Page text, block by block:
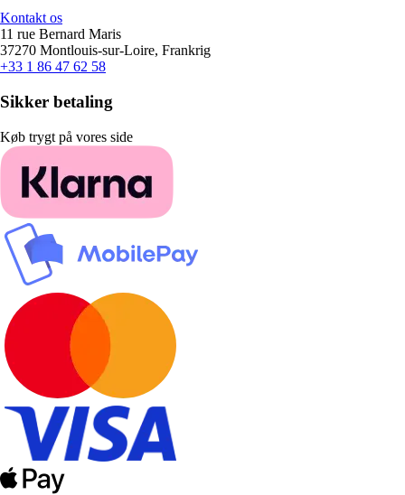
Kontakt os
11 rue Bernard Maris
37270 Montlouis-sur-Loire, Frankrig
+33 1 86 47 62 58
Sikker betaling
Køb trygt på vores side